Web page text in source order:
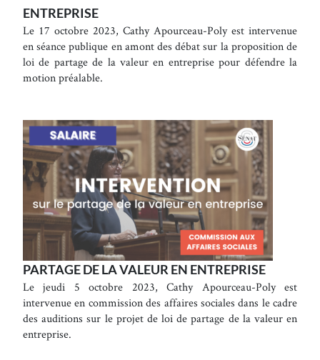
ENTREPRISE
Le 17 octobre 2023, Cathy Apourceau-Poly est intervenue
en séance publique en amont des débat sur la proposition de
loi de partage de la valeur en entreprise pour défendre la
motion préalable.
PARTAGE DE LA VALEUR EN ENTREPRISE
Le jeudi 5 octobre 2023, Cathy Apourceau-Poly est
intervenue en commission des affaires sociales dans le cadre
des auditions sur le projet de loi de partage de la valeur en
entreprise.